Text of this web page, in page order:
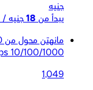
جنيه
يبدأ من 18جنيه /
10/100/1000 Mbps - أبيض
1,049